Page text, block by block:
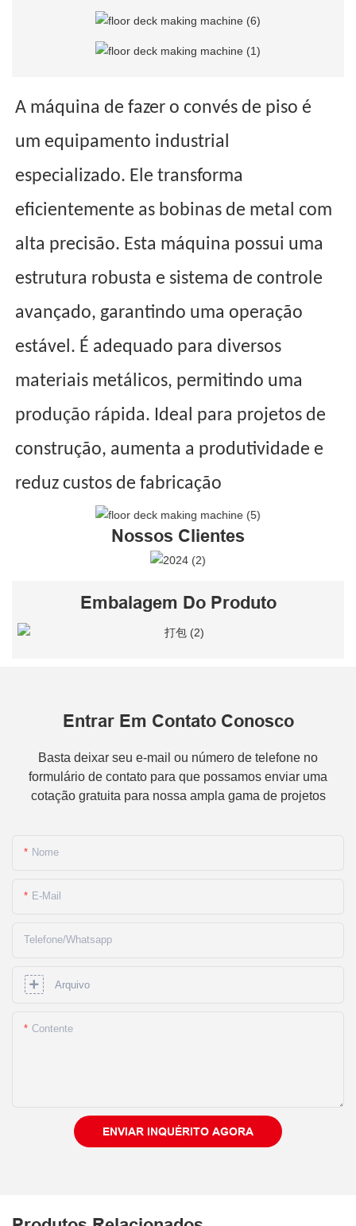
A máquina de fazer o convés de piso é
um equipamento industrial
especializado. Ele transforma
eficientemente as bobinas de metal com
alta precisão. Esta máquina possui uma
estrutura robusta e sistema de controle
avançado, garantindo uma operação
estável. É adequado para diversos
materiais metálicos, permitindo uma
produção rápida. Ideal para projetos de
construção, aumenta a produtividade e
reduz custos de fabricação
Nossos Clientes
Embalagem Do Produto
Entrar Em Contato Conosco
Basta deixar seu e-mail ou número de telefone no
formulário de contato para que possamos enviar uma
cotação gratuita para nossa ampla gama de projetos
Nome
E-Mail
Telefone/whatsapp
Arquivo
Contente
ENVIAR INQUÉRITO AGORA